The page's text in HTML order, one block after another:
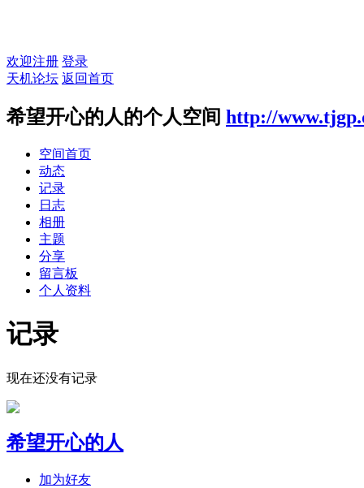
欢迎注册 登录
天机论坛 返回首页
希望开心的人的个人空间 http://
空间首页
动态
记录
日志
相册
主题
分享
留言板
个人资料
记录
现在还没有记录
希望开心的人
加为好友